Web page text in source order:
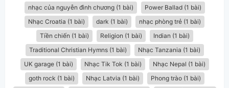
nhạc của nguyễn đình chương (1 bài)
Power Ballad (1 bài)
Nhạc Croatia (1 bài)
dark (1 bài)
nhạc phòng trẻ (1 bài)
Tiền chiến (1 bài)
Religion (1 bài)
Indian (1 bài)
Traditional Christian Hymns (1 bài)
Nhạc Tanzania (1 bài)
UK garage (1 bài)
Nhạc Tik Tok (1 bài)
Nhạc Nepal (1 bài)
goth rock (1 bài)
Nhạc Latvia (1 bài)
Phong trào (1 bài)